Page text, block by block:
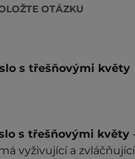
OTÁZKU
s třešňovými květy
s třešňovými květy -
vyživující a zvláčňující